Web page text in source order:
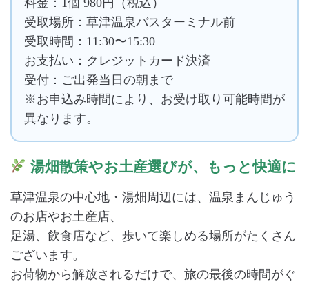
受取場所：草津温泉バスターミナル前
受取時間：11:30〜15:30
お支払い：クレジットカード決済
受付：ご出発当日の朝まで
※お申込み時間により、お受け取り可能時間が
異なります。
湯畑散策やお土産選びが、もっと快適に
草津温泉の中心地・湯畑周辺には、温泉まんじゅう
のお店やお土産店、
足湯、飲食店など、歩いて楽しめる場所がたくさん
ございます。
お荷物から解放されるだけで、旅の最後の時間がぐ